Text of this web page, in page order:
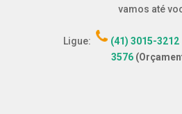
vamos até
Ligue: (41) 3015-3212
3576